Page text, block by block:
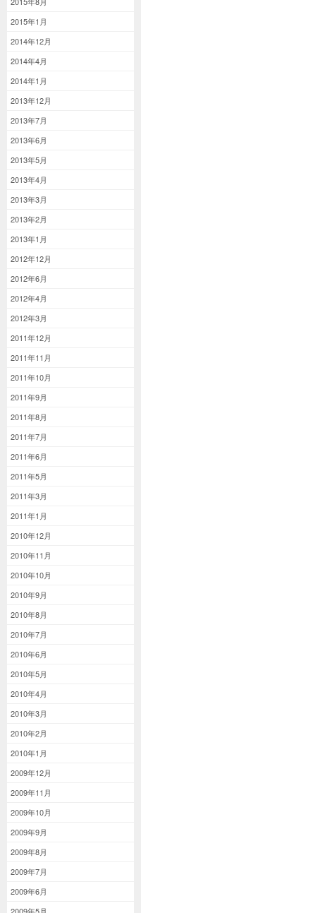
2015年1月
2014年12月
2014年4月
2014年1月
2013年12月
2013年7月
2013年6月
2013年5月
2013年4月
2013年3月
2013年2月
2013年1月
2012年12月
2012年6月
2012年4月
2012年3月
2011年12月
2011年11月
2011年10月
2011年9月
2011年8月
2011年7月
2011年6月
2011年5月
2011年3月
2011年1月
2010年12月
2010年11月
2010年10月
2010年9月
2010年8月
2010年7月
2010年6月
2010年5月
2010年4月
2010年3月
2010年2月
2010年1月
2009年12月
2009年11月
2009年10月
2009年9月
2009年8月
2009年7月
2009年6月